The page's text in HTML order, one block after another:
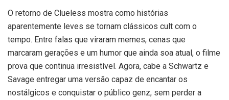
O retorno de Clueless mostra como histórias
aparentemente leves se tornam clássicos cult com o
tempo. Entre falas que viraram memes, cenas que
marcaram gerações e um humor que ainda soa atual, o filme
prova que continua irresistível. Agora, cabe a Schwartz e
Savage entregar uma versão capaz de encantar os
nostálgicos e conquistar o público genz, sem perder a